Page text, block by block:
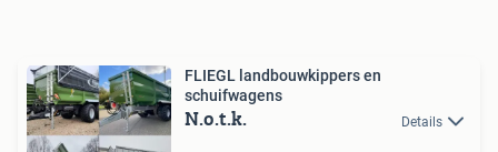
FLIEGL landbouwkippers en
schuifwagens
N.o.t.k. Details